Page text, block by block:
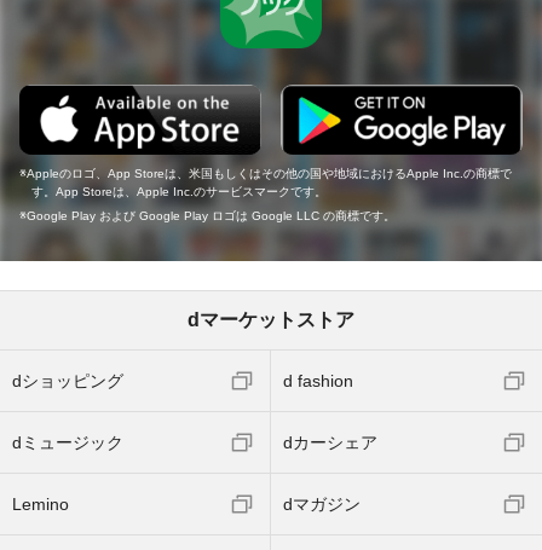
Appleのロゴ、App Storeは、米国もしくはその他の国や地域におけるApple Inc.の商標で
す。App Storeは、Apple Inc.のサービスマークです。
Google Play および Google Play ロゴは Google LLC の商標です。
dマーケットストア
dショッピング d fashion
dミュージック dカーシェア
Lemino dマガジン